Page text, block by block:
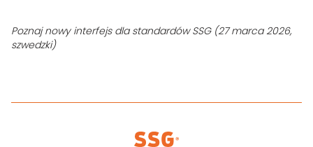
Poznaj nowy interfejs dla standardów SSG (27 marca 2026,
szwedzki)